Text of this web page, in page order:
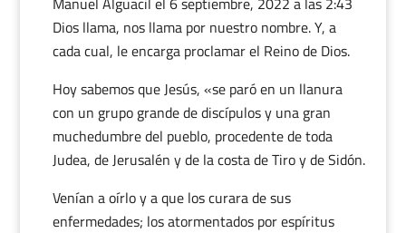
Dios llama, nos llama por nuestro nombre. Y, a
cada cual, le encarga proclamar el Reino de Dios.
Hoy sabemos que Jesús, «se paró en un llanura
con un grupo grande de discípulos y una gran
muchedumbre del pueblo, procedente de toda
Judea, de Jerusalén y de la costa de Tiro y de Sidón.
Venían a oírlo y a que los curara de sus
enfermedades; los atormentados por espíritus